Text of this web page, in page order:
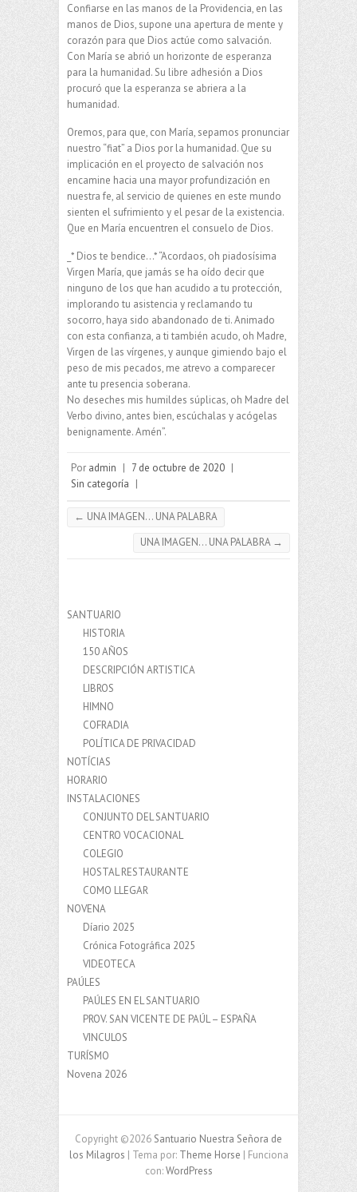
Confiarse en las manos de la Providencia, en las
manos de Dios, supone una apertura de mente y
corazón para que Dios actúe como salvación.
Con María se abrió un horizonte de esperanza
para la humanidad. Su libre adhesión a Dios
procuró que la esperanza se abriera a la
humanidad.
Oremos, para que, con María, sepamos pronunciar
nuestro “fiat” a Dios por la humanidad. Que su
implicación en el proyecto de salvación nos
encamine hacia una mayor profundización en
nuestra fe, al servicio de quienes en este mundo
sienten el sufrimiento y el pesar de la existencia.
Que en María encuentren el consuelo de Dios.
_* Dios te bendice…* “Acordaos, oh piadosísima
Virgen María, que jamás se ha oído decir que
ninguno de los que han acudido a tu protección,
implorando tu asistencia y reclamando tu
socorro, haya sido abandonado de ti. Animado
con esta confianza, a ti también acudo, oh Madre,
Virgen de las vírgenes, y aunque gimiendo bajo el
peso de mis pecados, me atrevo a comparecer
ante tu presencia soberana.
No deseches mis humildes súplicas, oh Madre del
Verbo divino, antes bien, escúchalas y acógelas
benignamente. Amén”.
Por admin | 7 de octubre de 2020 |
Sin categoría |
← UNA IMAGEN… UNA PALABRA
UNA IMAGEN… UNA PALABRA →
SANTUARIO
HISTORIA
150 AÑOS
DESCRIPCIÓN ARTISTICA
LIBROS
HIMNO
COFRADIA
POLÍTICA DE PRIVACIDAD
NOTÍCIAS
HORARIO
INSTALACIONES
CONJUNTO DEL SANTUARIO
CENTRO VOCACIONAL
COLEGIO
HOSTAL RESTAURANTE
COMO LLEGAR
NOVENA
Díario 2025
Crónica Fotográfica 2025
VIDEOTECA
PAÚLES
PAÚLES EN EL SANTUARIO
PROV. SAN VICENTE DE PAÚL – ESPAÑA
VINCULOS
TURÍSMO
Novena 2026
Copyright ©2026 Santuario Nuestra Señora de
los Milagros | Tema por: Theme Horse | Funciona
con:WordPress